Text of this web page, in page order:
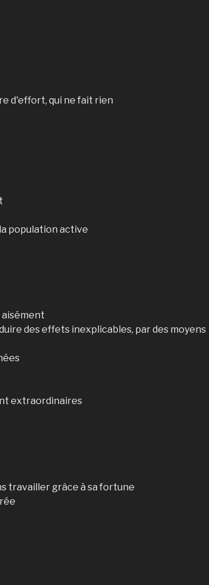
d'effort, qui ne fait rien
population active
des effets inexplicables, par des moyens
extraordinaires
travailler grâce à sa fortune